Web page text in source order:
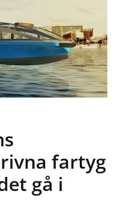
fartyg
gå i